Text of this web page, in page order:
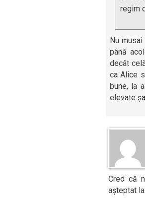
regim
Nu
până
decât
ca Alice
bune, la
elevate
Cred că
așteptat